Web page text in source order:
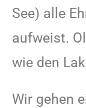
See) alle
aufweist.
wie den
Wir gehen